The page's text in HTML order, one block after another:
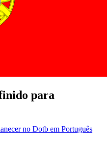
para
no Dotb em Português